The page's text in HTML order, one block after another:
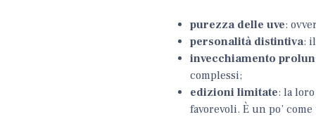
purezza delle uve:
personalità distintiva:
invecchiamento
complessi;
edizioni limitate: la
favorevoli. È un po’